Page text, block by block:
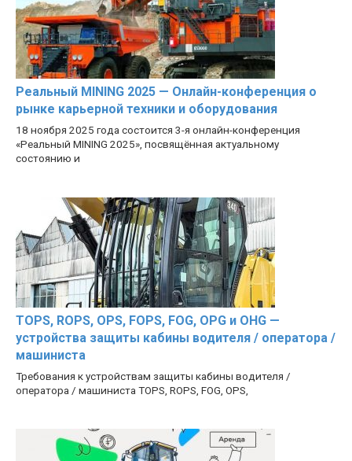
Реальный MINING 2025 — Онлайн-конференция о
рынке карьерной техники и оборудования
18 ноября 2025 года состоится 3-я онлайн-конференция
«Реальный MINING 2025», посвящённая актуальному
состоянию и
TOPS, ROPS, OPS, FOPS, FOG, OPG и OHG —
устройства защиты кабины водителя / оператора /
машиниста
Требования к устройствам защиты кабины водителя /
оператора / машиниста TOPS, ROPS, FOG, OPS,